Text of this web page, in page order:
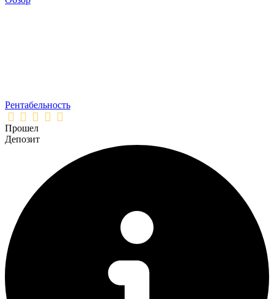
Рентабельность
Прошел
Депозит